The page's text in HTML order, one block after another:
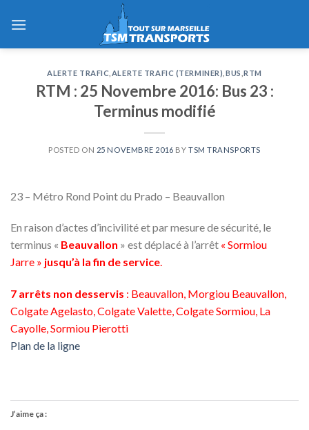
ALERTE TRAFIC ALERTE TRAFIC (TERMINER) BUS ,RTM
RTM : 25 Novembre 2016: Bus 23 :
Terminus modifié
POSTED ON 25 NOVEMBRE 2016 BY TSM TRANSPORTS
23 – Métro Rond Point du Prado – Beauvallon
En raison d’actes d’incivilité et par mesure de sécurité, le
terminus « Beauvallon » est déplacé à l’arrêt « Sormiou
Jarre » jusqu’à la fin de service.
7 arrêts non desservis : Beauvallon, Morgiou Beauvallon,
Colgate Agelasto, Colgate Valette, Colgate Sormiou, La
Cayolle, Sormiou Pierotti
Plan de la ligne
J’aime ça :